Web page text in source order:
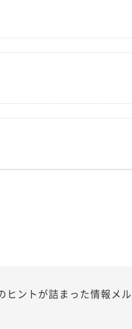
ヒントが詰まった情報メル